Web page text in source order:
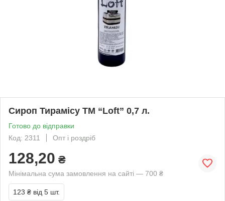
Сироп Тирамісу ТМ “Loft” 0,7 л.
Готово до відправки
Код: 2311
Опт і роздріб
128,20 ₴
Мінімальна сума замовлення на сайті — 700 ₴
123 ₴ від 5 шт.